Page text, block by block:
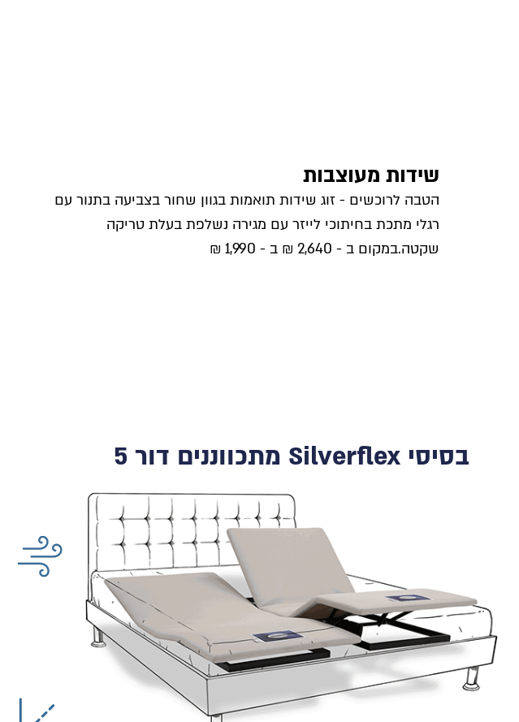
שידות מעוצבות
הטבה לרוכשים - זוג שידות תואמות בגוון שחור בצביעה בתנור עם
רגלי מתכת בחיתוכי לייזר עם מגירה נשלפת בעלת טריקה
שקטה.במקום ב - 2,640 ₪ ב - 1,990 ₪
בסיסי Silverflex מתכווננים דור 5